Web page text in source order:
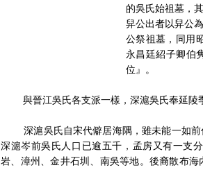
的吳氏始祖墓，
舁公出者以舁公
公祭祖墓，同用
永昌廷紹子卿伯
位』。
與晉江吳氏各支派一樣，深滬吳氏奉延陵季
深滬吳氏自宋代僻居海隅，雖未能一如前
深滬岑前吳氏人口已逾五千，孟房又有一支
岩、漳州、金井石圳、南吳等地。後裔散布